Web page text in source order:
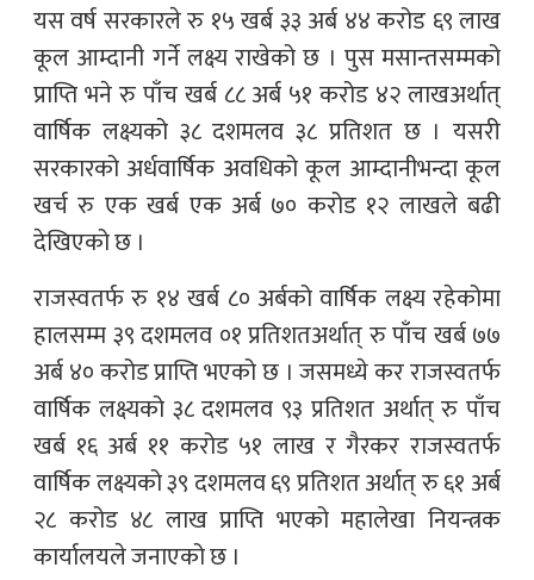
यस वर्ष सरकारले रु १५ खर्ब ३३ अर्ब ४४ करोड ६९ लाख
कूल आम्दानी गर्ने लक्ष्य राखेको छ । पुस मसान्तसम्मको
प्राप्ति भने रु पाँच खर्ब ८८ अर्ब ५१ करोड ४२ लाखअर्थात्
वार्षिक लक्ष्यको ३८ दशमलव ३८ प्रतिशत छ । यसरी
सरकारको अर्धवार्षिक अवधिको कूल आम्दानीभन्दा कूल
खर्च रु एक खर्ब एक अर्ब ७० करोड १२ लाखले बढी
देखिएको छ ।
राजस्वतर्फ रु १४ खर्ब ८० अर्बको वार्षिक लक्ष्य रहेकोमा
हालसम्म ३९ दशमलव ०१ प्रतिशतअर्थात् रु पाँच खर्ब ७७
अर्ब ४० करोड प्राप्ति भएको छ । जसमध्ये कर राजस्वतर्फ
वार्षिक लक्ष्यको ३८ दशमलव ९३ प्रतिशत अर्थात् रु पाँच
खर्ब १६ अर्ब ११ करोड ५१ लाख र गैरकर राजस्वतर्फ
वार्षिक लक्ष्यको ३९ दशमलव ६९ प्रतिशत अर्थात् रु ६१ अर्ब
२८ करोड ४८ लाख प्राप्ति भएको महालेखा नियन्त्रक
कार्यालयले जनाएको छ ।